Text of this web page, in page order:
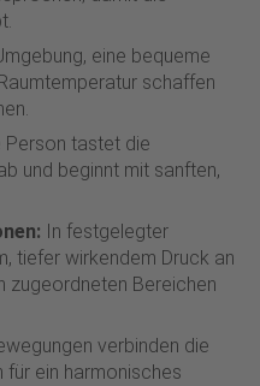
eine bequeme
schaffen
Person tastet die
und beginnt mit sanften,
In festgelegter
tiefer wirkendem Druck an
zugeordneten Bereichen
verbinden die
für ein harmonisches